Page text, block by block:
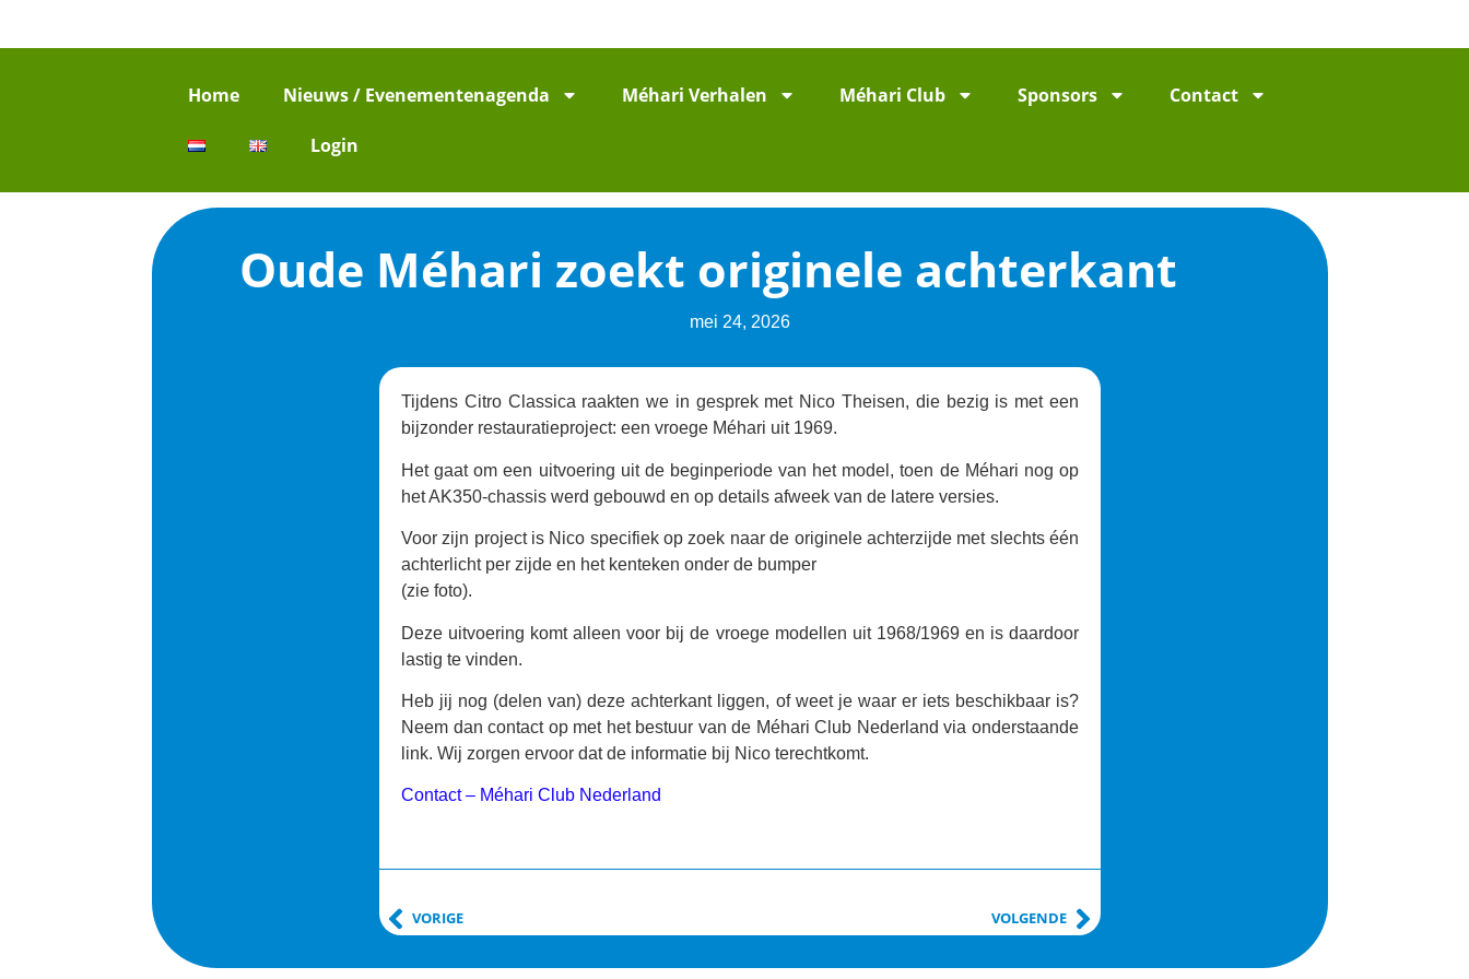
Home Nieuws / Evenementenagenda Méhari Verhalen Méhari Club Sponsors Contact
Login
Oude Méhari zoekt originele achterkant
mei 24, 2026
Tijdens Citro Classica raakten we in gesprek met Nico Theisen, die bezig is met een
bijzonder restauratieproject: een vroege Méhari uit 1969.
Het gaat om een uitvoering uit de beginperiode van het model, toen de Méhari nog op
het AK350-chassis werd gebouwd en op details afweek van de latere versies.
Voor zijn project is Nico specifiek op zoek naar de originele achterzijdemet slechts één
achterlicht per zijde en het kenteken onder de bumper
(zie foto).
Deze uitvoering komt alleen voor bij de vroege modellen uit 1968/1969 en is daardoor
lastig te vinden.
Heb jij nog (delen van) deze achterkant liggen, of weet je waar er iets beschikbaar is?
Neem dan contact op met het bestuur van de Méhari Club Nederland via onderstaande
link. Wij zorgen ervoor dat de informatie bij Nico terechtkomt.
Contact – Méhari Club Nederland
VORIGE VOLGENDE